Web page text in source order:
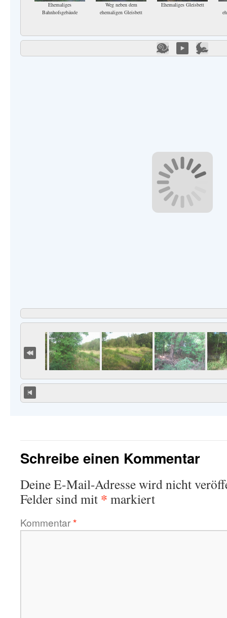
Ehemaliges
Bahnhofsgebäude
Weg neben dem
ehemaligen Gleisbett
Ehemaliges Gleisbett
Schreibe einen Kommentar
Deine E-Mail-Adresse wird nicht
Felder sind mit * markiert
Kommentar*